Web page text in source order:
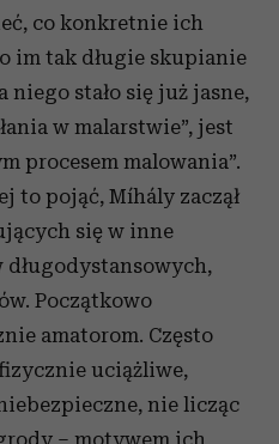
co konkretnie ich
im tak długie skupianie
niego stało się już jasne,
w malarstwie”, jest
procesem malowania”.
to pojąć, Míhály zaczął
się w inne
długodystansowych,
Początkowo
amatorom. Często
uciążliwe,
nie licząc
– motywem ich